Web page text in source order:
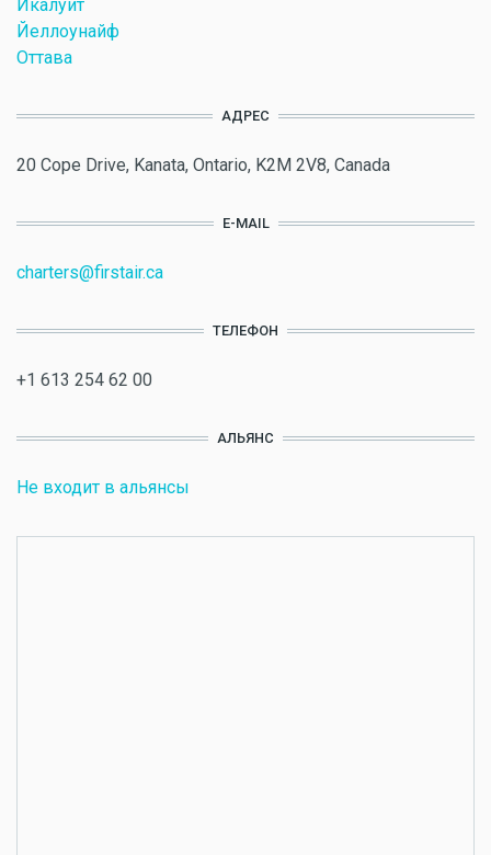
Икалуит
Йеллоунайф
Оттава
АДРЕС
20 Cope Drive, Kanata, Ontario, K2M 2V8, Canada
E-MAIL
charters@firstair.ca
ТЕЛЕФОН
+1 613 254 62 00
АЛЬЯНС
Не входит в альянсы